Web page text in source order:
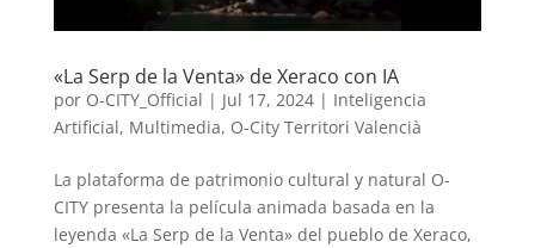
«La Serp de la Venta» de Xeraco con IA
por O-CITY_Official | Jul 17, 2024| Inteligencia
Artificial, Multimedia, O-City Territori Valencià
La plataforma de patrimonio cultural y natural O-
CITY presenta la película animada basada en la
leyenda «La Serp de la Venta» del pueblo de Xeraco,